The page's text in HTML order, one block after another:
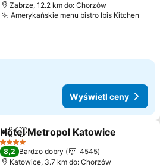
Zabrze, 12.2 km do: Chorzów
Amerykańskie menu bistro Ibis Kitchen
Wyświetl ceny
Udostępnij
Dodaj do ulubionych
Hotel Metropol Katowice
4 Kategoria
8,2 Bardzo dobry
4545
Katowice, 3.7 km do: Chorzów